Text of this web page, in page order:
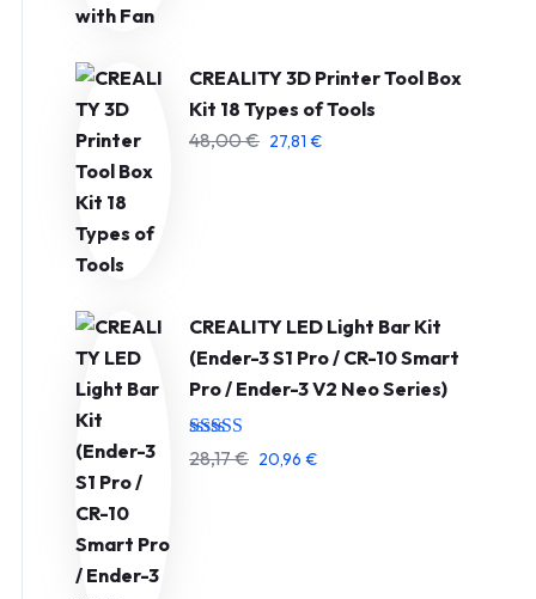
CREALITY 3D Printer Tool Box
Kit 18 Types of Tools
48,00€ 27,81 €
CREALITY LED Light Bar Kit
(Ender-3 S1 Pro / CR-10 Smart
Pro / Ender-3 V2 Neo Series)
Įvertinimas:
5.00
28,17€ 20,96 €